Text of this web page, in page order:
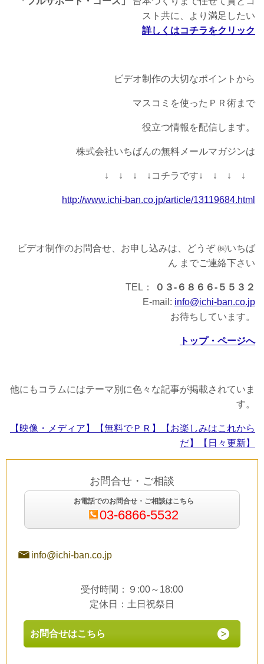
スト共に、より満足したい
詳しくはコチラをクリック
ビデオ制作の大切なポイントから
マスコミを使ったＰＲ術まで
役立つ情報を配信します。
株式会社いちばんの無料メールマガジンは
↓ ↓ ↓ ↓コチラです↓ ↓ ↓ ↓
http://www.ichi-ban.co.jp/article/13119684.html
ビデオ制作のお問合せ、お申し込みは、どうぞ ㈱いちば
ん までご連絡下さい
TEL：
０３-６８６６-５５３２
E-mail: info@ichi-ban.co.jp
お待ちしています。
トップ・ページへ
他にもコラムにはテーマ別に色々な記事が掲載されていま
す。
【映像・メディア】 【無料でＰＲ】
【お楽しみはこれから
だ】
【日々更新】
お問合せ・ご相談
お電話でのお問合せ・ご相談はこちら
03-6866-5532
info@ichi-ban.co.jp
受付時間：９:00～18:00
定休日：土日祝祭日
お問合せはこちら